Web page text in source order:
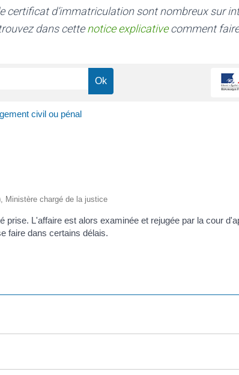
certificat d’immatriculation sont nombreux sur
dans cettenotice explicativecomment
civil ou pénal
Ministère chargé de la justice
L'affaire est alors examinée et rejugée par la cour
faire dans certains délais.